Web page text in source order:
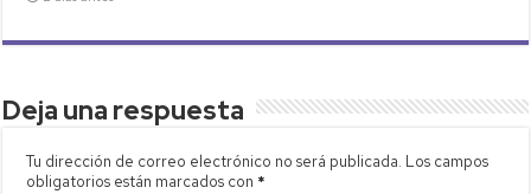
Deja una respuesta
Tu dirección de correo electrónico no será publicada. Los campos
obligatorios están marcados con *